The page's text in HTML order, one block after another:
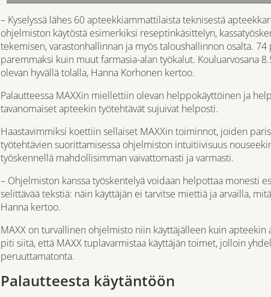
– Kyselyssä lähes 60 apteekkiammattilaista teknisestä
ohjelmiston käytöstä esimerkiksi reseptinkäsittelyn,
tekemisen, varastonhallinnan ja myös taloushallinnon osalta.
paremmaksi kuin muut farmasia-alan työkalut. Kouluarvosana
olevan hyvällä tolalla, Hanna Korhonen kertoo.
Palautteessa MAXXin miellettiin olevan helppokäyttöinen ja
tavanomaiset apteekin työtehtävät sujuivat helposti.
Haastavimmiksi koettiin sellaiset MAXXin toiminnot, joiden
työtehtävien suorittamisessa ohjelmiston intuitiivisuus
työskennellä mahdollisimman vaivattomasti ja varmasti.
– Ohjelmiston kanssa työskentelyä voidaan helpottaa monesti
selittävää tekstiä: näin käyttäjän ei tarvitse miettiä ja arvailla,
Hanna kertoo.
MAXX on turvallinen ohjelmisto niin käyttäjälleen kuin
piti siitä, että MAXX tuplavarmistaa käyttäjän toimet, jolloin
peruuttamatonta.
Palautteesta käytäntöön